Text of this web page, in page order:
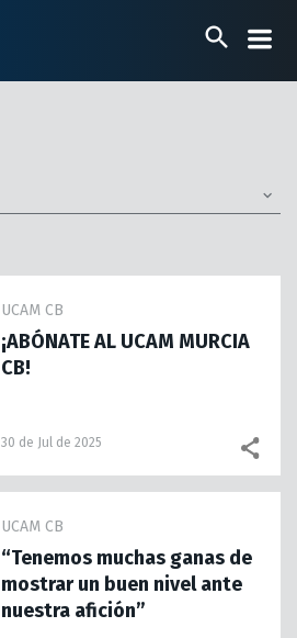
UCAM CB
¡ABÓNATE AL UCAM MURCIA
CB!
30 de Jul de 2025
UCAM CB
“Tenemos muchas ganas de
mostrar un buen nivel ante
nuestra afición”